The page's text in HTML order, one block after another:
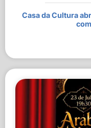
Casa da Cultura